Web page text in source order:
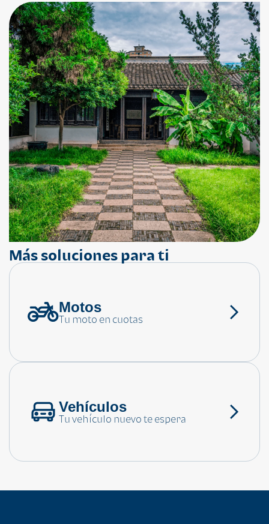
¿Necesitas ayuda?
Más soluciones para ti
Motos
Tu moto en cuotas
Vehículos
Tu vehículo nuevo te espera